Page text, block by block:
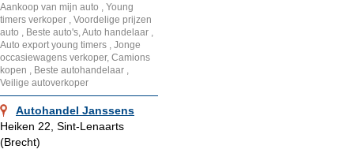
Aankoop van mijn auto , Young
timers verkoper , Voordelige prijzen
auto , Beste auto's, Auto handelaar ,
Auto export young timers , Jonge
occasiewagens verkoper, Camions
kopen , Beste autohandelaar ,
Veilige autoverkoper
Autohandel Janssens
Heiken 22, Sint-Lenaarts
(Brecht)